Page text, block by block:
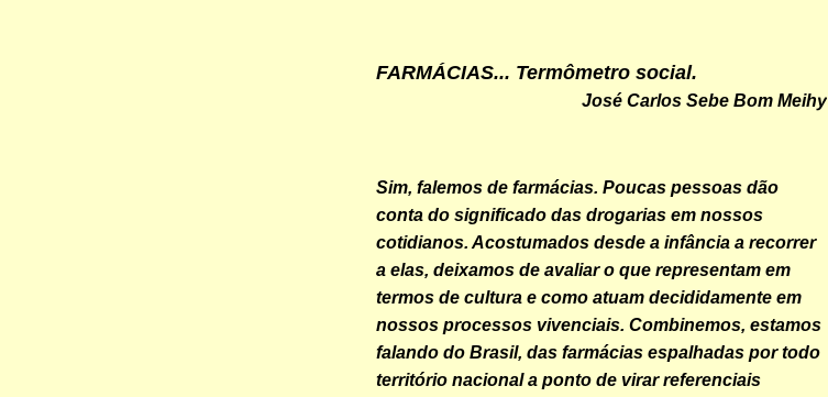
FARMÁCIAS... Termômetro social.
José Carlos Sebe Bom Meihy
Sim, falemos de farmácias. Poucas pessoas dão
conta do significado das drogarias em nossos
cotidianos. Acostumados desde a infância a recorrer
a elas, deixamos de avaliar o que representam em
termos de cultura e como atuam decididamente em
nossos processos vivenciais. Combinemos, estamos
falando do Brasil, das farmácias espalhadas por todo
território nacional a ponto de virar referenciais